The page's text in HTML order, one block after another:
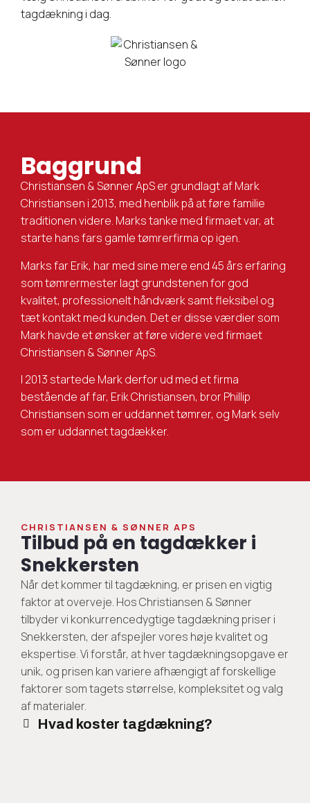
tagdækning i dag.
Baggrund
Christiansen & Sønner ApS er grundlagt af Mark
Christiansen i 2013, med henblik på at føre familie
traditionen videre. Marks tanke med firmaet var, at
starte hans fars gamle tømrerfirma op igen.
Marks far Erik, har med sine mere end 45 års erfaring
som tømrermester lagt grundstenen for god
kvalitet, professionelt håndværk samt fleksibel og
tæt kontakt med kunden. Det er disse værdier som
Mark havde et ønsker at føre videre ved firmaet
Christiansen & Sønner ApS.
I 2013 startede Mark derfor ud med et firma
bestående af far, Erik Christiansen, bror Phillip
Christiansen som er uddannet tømrer, og Mark selv
som er uddannet tagdækker.
CHRISTIANSEN & SØNNER APS
Tilbud på en tagdækker i
Snekkersten
Når det kommer til tagdækning, er prisen en vigtig
faktor at overveje. Hos Christiansen & Sønner
tilbyder vi konkurrencedygtige tagdækning priser i
Snekkersten, der afspejler vores høje kvalitet og
ekspertise. Vi forstår, at hver tagdækningsopgave er
unik, og prisen kan variere afhængigt af forskellige
faktorer som tagets størrelse, kompleksitet og valg
af materialer.
Hvad koster tagdækning?